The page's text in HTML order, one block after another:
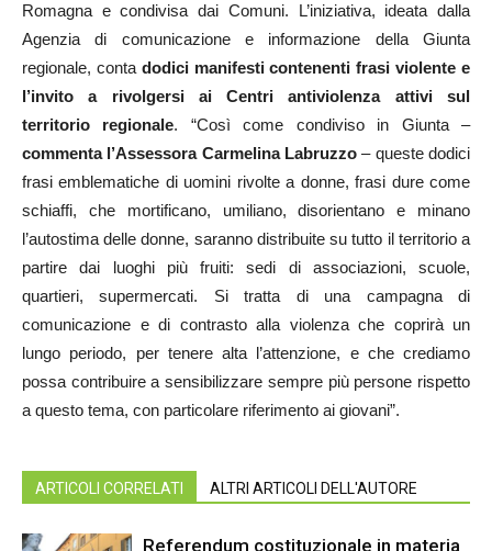
Romagna e condivisa dai Comuni. L’iniziativa, ideata dalla
Agenzia di comunicazione e informazione della Giunta
regionale, conta dodici manifesti contenenti frasi violente e
l’invito a rivolgersi ai Centri antiviolenza attivi sul
territorio regionale. “Così come condiviso in Giunta –
commenta l’Assessora Carmelina Labruzzo – queste dodici
frasi emblematiche di uomini rivolte a donne, frasi dure come
schiaffi, che mortificano, umiliano, disorientano e minano
l’autostima delle donne, saranno distribuite su tutto il territorio a
partire dai luoghi più fruiti: sedi di associazioni, scuole,
quartieri, supermercati. Si tratta di una campagna di
comunicazione e di contrasto alla violenza che coprirà un
lungo periodo, per tenere alta l’attenzione, e che crediamo
possa contribuire a sensibilizzare sempre più persone rispetto
a questo tema, con particolare riferimento ai giovani”.
ARTICOLI CORRELATI ALTRI ARTICOLI DELL'AUTORE
Referendum costituzionale in materia